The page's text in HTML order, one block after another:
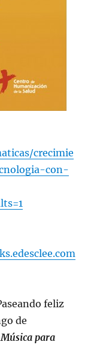
crecimie
con-
feliz
de
Música para